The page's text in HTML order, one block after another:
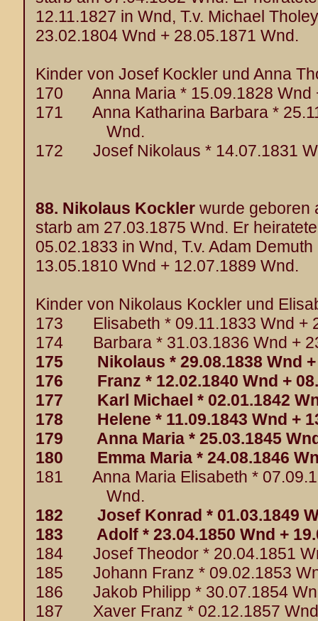
12.11.1827 in Wnd, T.v. Michael
23.02.1804 Wnd + 28.05.1871 Wnd.
Kinder von Josef Kockler und Anna
170 Anna Maria * 15.09.1828 Wnd
171 Anna Katharina Barbara *
Wnd.
172 Josef Nikolaus * 14.07.1831
88. Nikolaus Kockler wurde geboren
starb am 27.03.1875 Wnd. Er
05.02.1833 in Wnd, T.v. Adam
13.05.1810 Wnd + 12.07.1889 Wnd.
Kinder von Nikolaus Kockler und
173 Elisabeth * 09.11.1833 Wnd +
174 Barbara * 31.03.1836 Wnd +
175 Nikolaus * 29.08.1838 Wnd +
176 Franz * 12.02.1840 Wnd +
177 Karl Michael * 02.01.1842
178 Helene * 11.09.1843 Wnd +
179 Anna Maria * 25.03.1845 Wnd
180 Emma Maria * 24.08.1846
181 Anna Maria Elisabeth *
Wnd.
182 Josef Konrad * 01.03.1849
183 Adolf * 23.04.1850 Wnd +
184 Josef Theodor * 20.04.1851
185 Johann Franz * 09.02.1853
186 Jakob Philipp * 30.07.1854
187 Xaver Franz * 02.12.1857 Wnd